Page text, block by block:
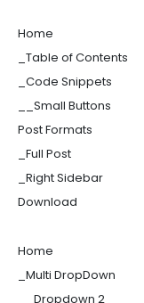
Home
_Table of Contents
_Code Snippets
__Small Buttons
Post Formats
_Full Post
_Right Sidebar
Download
Home
_Multi DropDown
__Dropdown 2